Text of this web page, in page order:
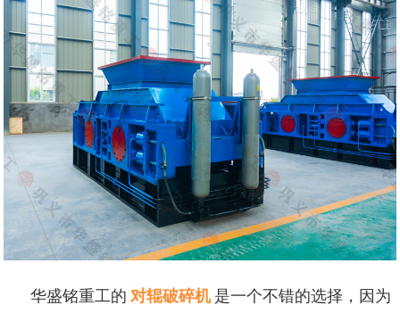
华盛铭重工的 对辊破碎机 是一个不错的选择，因为